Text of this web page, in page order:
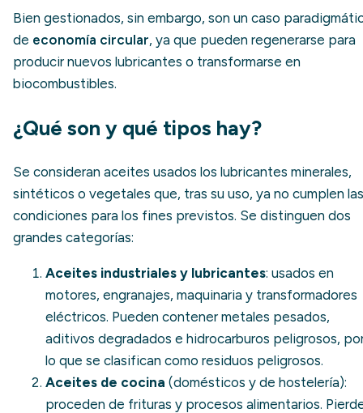
Bien gestionados, sin embargo, son un caso
de economía circular, ya que pueden regenerarse para
producir nuevos lubricantes o transformarse en
biocombustibles.
¿Qué son y qué tipos hay?
Se consideran aceites usados los lubricantes minerales,
sintéticos o vegetales que, tras su uso, ya no cumplen las
condiciones para los fines previstos. Se distinguen dos
grandes categorías:
Aceites industriales y lubricantes: usados en
motores, engranajes, maquinaria y transformadores
eléctricos. Pueden contener metales pesados,
aditivos degradados e hidrocarburos peligrosos,
lo que se clasifican como residuos peligrosos.
Aceites de cocina (domésticos y de hostelería):
proceden de frituras y procesos alimentarios.